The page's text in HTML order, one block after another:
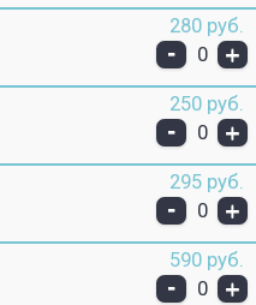
280 руб.
- 0 +
250 руб.
- 0 +
295 руб.
- 0 +
590 руб.
- 0 +